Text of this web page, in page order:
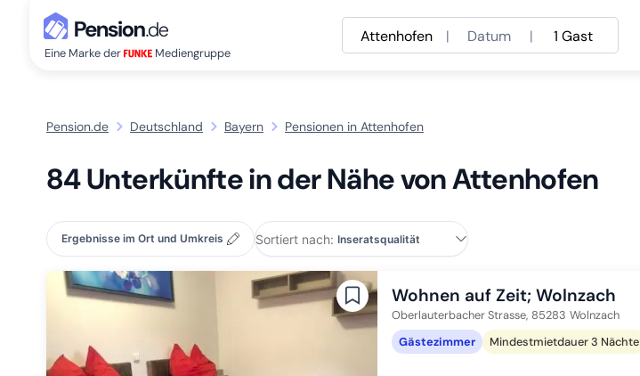
Eine Marke der Mediengruppe
Attenhofen | Datum | 1 Gast
Pension.de Deutschland Bayern Pensionen in Attenhofen
84 Unterkünfte in der Nähe von Attenhofen
Ergebnisse im Ort und Umkreis Sortiert nach:
Wohnen auf Zeit; Wolnzach
Oberlauterbacher Strasse, 85283 Wolnzach
Gästezimmer
Mindestmietdauer 3 Nächte